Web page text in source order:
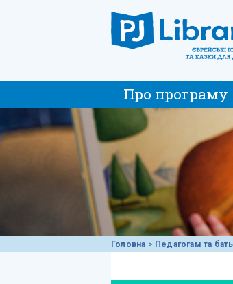
Про програму
Головна > Педагогам та